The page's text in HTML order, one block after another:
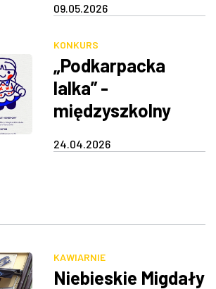
zilustrowanie
swojej ulubionej
bajki lub baśni
09.05.2026
KONKURS
„Podkarpacka
lalka” -
międzyszkolny
plastyczno-
24.04.2026
KAWIARNIE
Niebieskie Migdały